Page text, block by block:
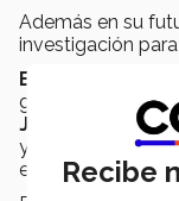
Además en su
investigación para
Eduardo Nava
generación, ha
Juventud
en el
y realiza servicio
educación sexual
Recibe